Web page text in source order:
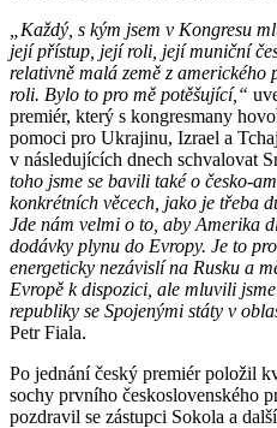
„Každý, s kým jsem v Kongresu
její přístup, její roli, její muniční
relativně malá země z amerického
roli. Bylo to pro mě potěšující,“
premiér, který s kongresmany
pomoci pro Ukrajinu, Izrael a
v následujících dnech schvalovat
toho jsme se bavili také o česko-
konkrétních věcech, jako je třeba
Jde nám velmi o to, aby Amerika
dodávky plynu do Evropy. Je to
energeticky nezávislí na Rusku a
Evropě k dispozici, ale mluvili
republiky se Spojenými státy v
Petr Fiala.
Po jednání český premiér položil
sochy prvního československého
pozdravil se zástupci Sokola a